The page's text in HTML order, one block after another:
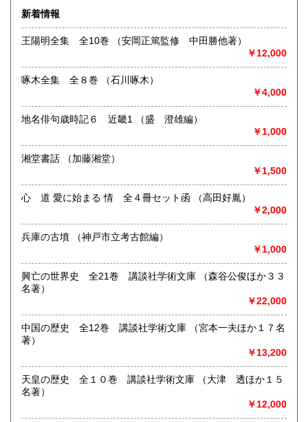
今年も迅速・誠実をモットーに お客様のご要望に答えられ
る様に
努力いたす所存でございます
学術書から文庫本までジャンルを問わず 楽しい本との出会
いを
下さい。
最寄駅：JR甲子園口
営業時間：AM11:00〜PM7:00 日曜日はPM6:00まで
書籍の買取について
江戸期の本から現在の本まで買取いたしております。
人文・社会科学・思想・哲学 ・美術・工芸・写真・建築・歴
史・仏教・易学・ほか専門書・映画・音楽・絶版漫画・絵
本・和本・刷物・古い雑誌・古地図・戦前絵葉書・その他古
ます。
お引越や遺品整理などにともなう、ご蔵書整理はぜひ当店へ
ご用命ください。
す。
まずはお気軽にお問い合わせ下さい。
取り扱い分野
新着情報
王陽明全集 全10巻 （安岡正篤監修 中田勝他著）
￥12,000
啄木全集 全８巻 （石川啄木）
￥4,000
地名俳句歳時記６ 近畿1 （盛 澄雄編）
￥1,000
湘堂書話 （加藤湘堂）
￥1,500
心 道 愛に始まる 情 全４冊セット函 （高田好胤）
￥2,000
兵庫の古墳 （神戸市立考古館編）
￥1,000
興亡の世界史 全21巻 講談社学術文庫 （森谷公俊ほか３３
名著）
￥22,000
中国の歴史 全12巻 講談社学術文庫 （宮本一夫ほか１７名
著）
￥13,200
天皇の歴史 全１０巻 講談社学術文庫 （大津 透ほか１５
名著）
￥12,000